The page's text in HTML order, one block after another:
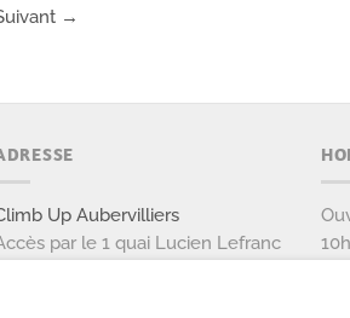
→
Up Aubervilliers
par le 1 quai Lucien Lefranc